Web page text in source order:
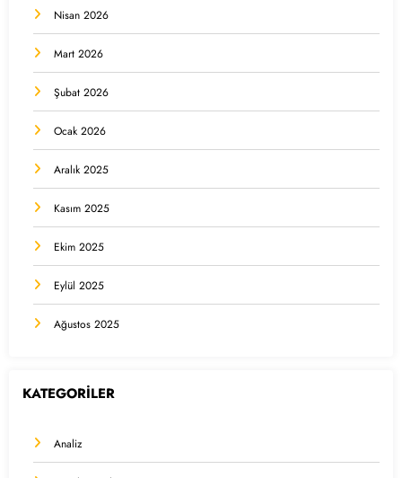
Nisan 2026
Mart 2026
Şubat 2026
Ocak 2026
Aralık 2025
Kasım 2025
Ekim 2025
Eylül 2025
Ağustos 2025
KATEGORİLER
Analiz